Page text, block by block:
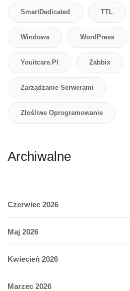
SmartDedicated TTL
Windows WordPress
Youitcare.pl Zabbix
Zarządzanie Serwerami
Złośliwe Oprogramowanie
Archiwalne
Czerwiec 2026
Maj 2026
Kwiecień 2026
Marzec 2026